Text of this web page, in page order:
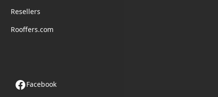
Resellers
Rooffers.com
Facebook